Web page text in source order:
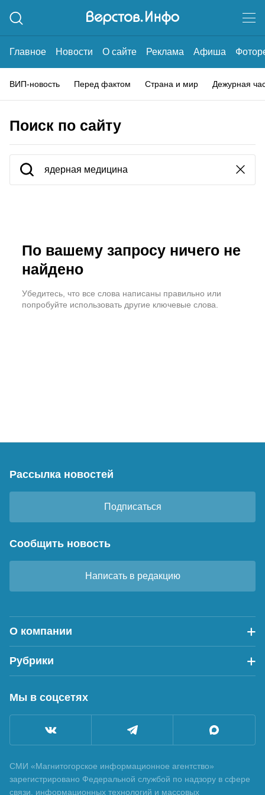
Главное Новости О сайте Реклама Афиша
ВИП-новость Перед фактом Страна и мир Дежурная
Поиск по сайту
По вашему запросу ничего не
найдено
Убедитесь, что все слова написаны правильно или
попробуйте использовать другие ключевые слова.
Рассылка новостей
Подписаться
Сообщить новость
Написать в редакцию
О компании
Рубрики
Мы в соцсетях
СМИ «Магнитогорское информационное агентство»
зарегистрировано Федеральной службой по надзору в сфере
связи, информационных технологий и массовых